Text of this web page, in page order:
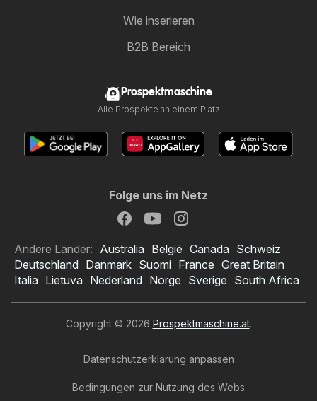
Wie inserieren
B2B Bereich
Prospektmaschine
Alle Prospekte an einem Platz
Folge uns im Netz
Andere Länder: Australia België Canada Schweiz
Deutschland Danmark Suomi France Great Britain
Italia Lietuva Nederland Norge Sverige South Africa
Copyright © 2026 Prospektmaschine.at.
Datenschutzerklärung anpassen
Bedingungen zur Nutzung des Webs